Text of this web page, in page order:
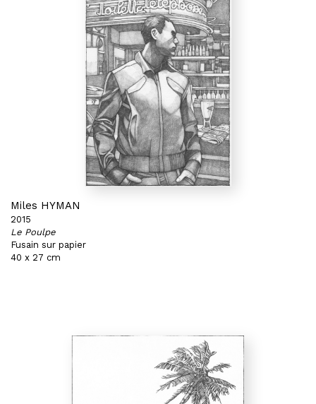
Miles HYMAN
2015
Le Poulpe
Fusain sur papier
40 x 27 cm